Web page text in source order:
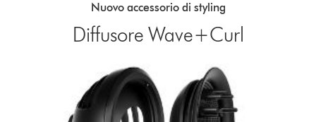
Nuovo accessorio di styling
Diffusore Wave+Curl